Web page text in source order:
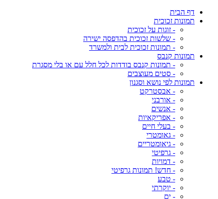
דף הבית
תמונות זכוכית
- זוגות על זכוכית
- שלשות זכוכית בהדפסה ישירה
- תמונות זכוכית לבית ולמשרד
תמונות קנבס
- תמונות קנבס בודדות לכל חלל עם או בלי מסגרת
- סטים מעוצבים
תמונות לפי נושא וסגנון
- אבסטרקט
- אורבני
- אנשים
- אפריקאיות
- בעלי חיים
- גאומטרי
- גיאומטריים
- גרפיטי
- דמויות
- חדש! תמונות גרפיטי
- טבע
- יוקרתי
- ים